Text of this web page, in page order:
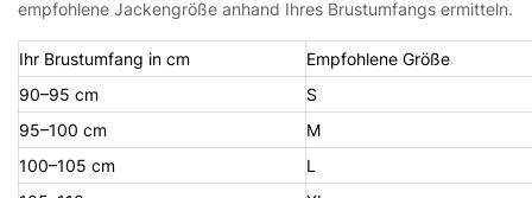
empfohlene Jackengröße anhand Ihres Brustumfangs ermitteln.
Ihr Brustumfang in cm
Empfohlene Größe
90–95 cm
S
95–100 cm
M
100–105 cm
L